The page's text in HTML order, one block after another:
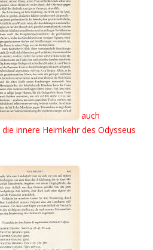
auch
innere Heimkehr des Odysseus